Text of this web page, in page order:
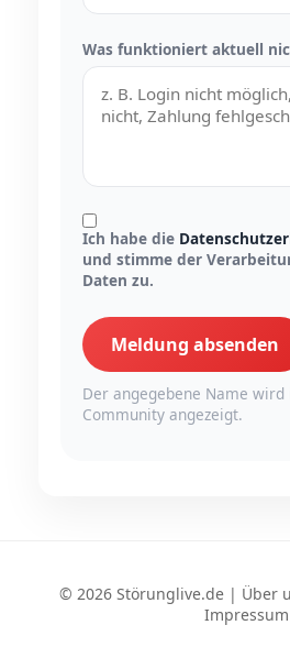
Was funktioniert aktuell
Ich habe die
und stimme der
Daten zu.
Meldung absenden
Der angegebene Name wird
Community angezeigt.
© 2026 Störunglive.de | Über
Impressum